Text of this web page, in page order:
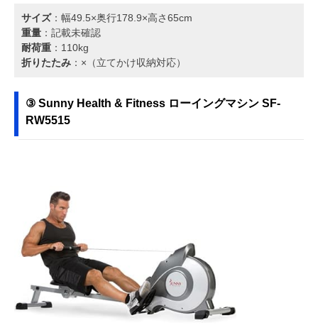
サイズ：幅49.5×奥行178.9×高さ65cm
重量 ：記載未確認
耐荷重 ：110kg
折りたたみ ：×（立てかけ収納対応）
③ Sunny Health & Fitness ローイングマシン SF-
RW5515